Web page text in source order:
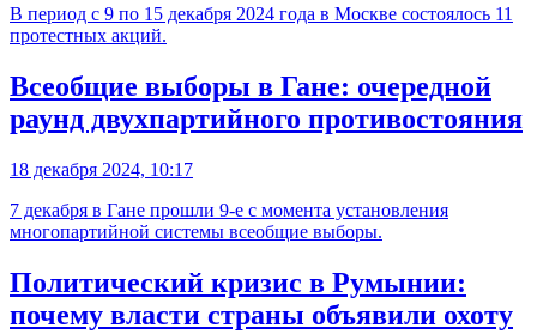
В период с 9 по 15 декабря 2024 года в Москве состоялось 11
протестных акций.
Всеобщие выборы в Гане: очередной
раунд двухпартийного противостояния
18 декабря 2024, 10:17
7 декабря в Гане прошли 9-е с момента установления
многопартийной системы всеобщие выборы.
Политический кризис в Румынии:
почему власти страны объявили охоту